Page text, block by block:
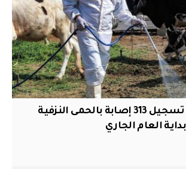
الصحة تعلن تسجيل 313 إصابة بالحمى النزفية